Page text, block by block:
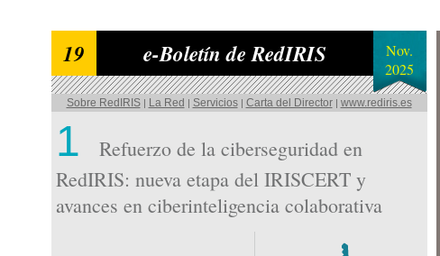
19 e-Boletín de RedIRIS
Nov.
2025
Sobre RedIRIS| La Red | Servicios| Carta del Director| www.rediris.es
1
Refuerzo de la ciberseguridad en
RedIRIS: nueva etapa del IRISCERT y
avances en ciberinteligencia colaborativa